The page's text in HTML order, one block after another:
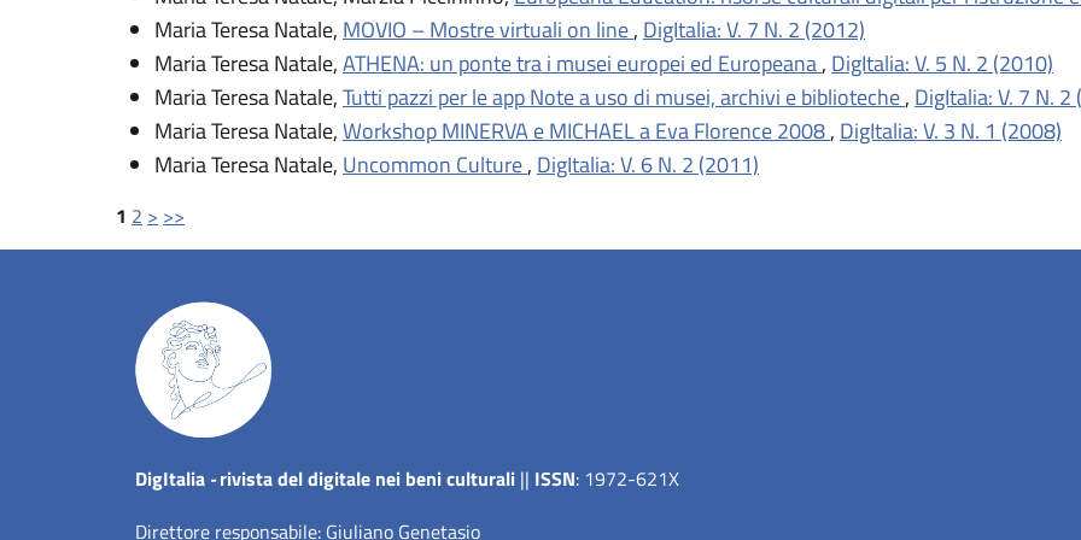
Maria Teresa Natale, MOVIO – Mostre virtuali on line, DigItalia: V. 7 N. 2 (2012)
Maria Teresa Natale,ATHENA: un ponte tra i musei europei ed Europeana, DigItalia: V. 5 N. 2 (2010)
Maria Teresa Natale,Tutti pazzi per le app Note a uso di musei, archivi e biblioteche, DigItalia: V. 7 N. 2
Maria Teresa Natale,Workshop MINERVA e MICHAEL a Eva Florence 2008, DigItalia: V. 3 N. 1 (2008)
Maria Teresa Natale, Uncommon Culture, DigItalia: V. 6 N. 2 (2011)
1 2 > >>
DigItalia -rivista del digitale nei beni culturali || ISSN: 1972-621X
Direttore responsabile: Giuliano Genetasio